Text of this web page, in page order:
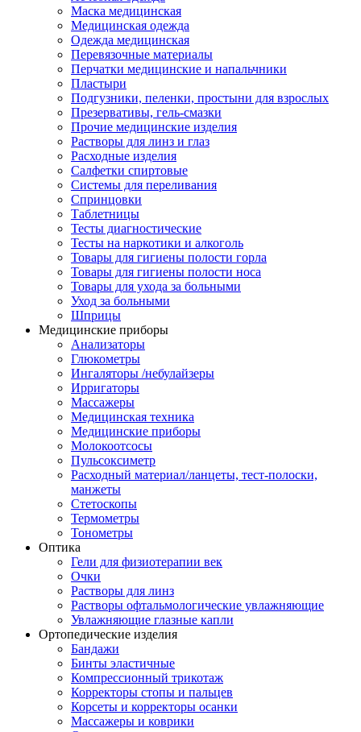
Маска медицинская
Медицинская одежда
Одежда медицинская
Перевязочные материалы
Перчатки медицинские и напальчники
Пластыри
Подгузники, пеленки, простыни для взрослых
Презервативы, гель-смазки
Прочие медицинские изделия
Растворы для линз и глаз
Расходные изделия
Салфетки спиртовые
Системы для переливания
Спринцовки
Таблетницы
Тесты диагностические
Тесты на наркотики и алкоголь
Товары для гигиены полости горла
Товары для гигиены полости носа
Товары для ухода за больными
Уход за больными
Шприцы
Медицинские приборы
Анализаторы
Глюкометры
Ингаляторы /небулайзеры
Ирригаторы
Массажеры
Медицинская техника
Медицинские приборы
Молокоотсосы
Пульсоксиметр
Расходный материал/ланцеты, тест-полоски,
манжеты
Стетоскопы
Термометры
Тонометры
Оптика
Гели для физиотерапии век
Очки
Растворы для линз
Растворы офтальмологические увлажняющие
Увлажняющие глазные капли
Ортопедические изделия
Бандажи
Бинты эластичные
Компрессионный трикотаж
Корректоры стопы и пальцев
Корсеты и корректоры осанки
Массажеры и коврики